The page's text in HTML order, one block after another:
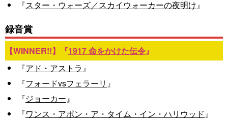
『スター・ウォーズ／スカイウォーカーの夜明け』
録音賞
『1917 命をかけた伝令』
『アド・アストラ』
『フォードvsフェラーリ 』
『ジョーカー』
『ワンス・アポン・ア・タイム・イン・ハリウッド』